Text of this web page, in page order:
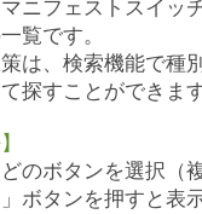
ニフェストスイッ
覧です。
は、検索機能で種
探すことができます
のボタンを選択（
ボタンを押すと表